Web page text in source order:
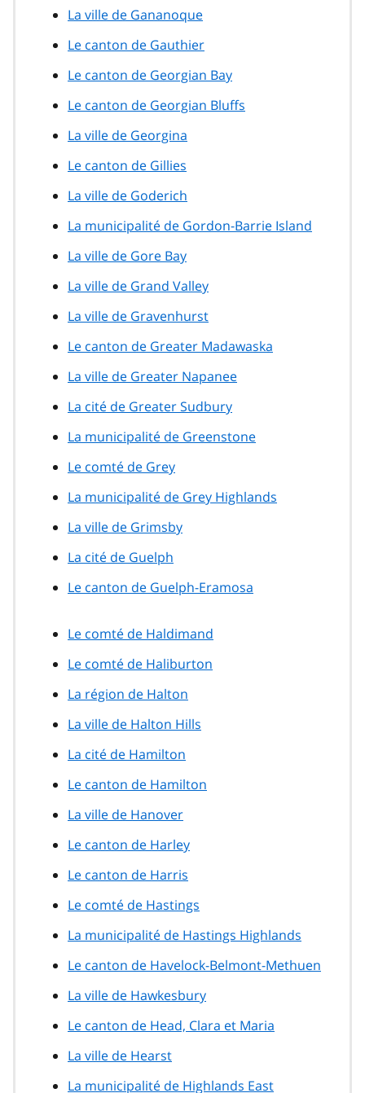
La ville de Gananoque
Le canton de Gauthier
Le canton de Georgian Bay
Le canton de Georgian Bluffs
La ville de Georgina
Le canton de Gillies
La ville de Goderich
La municipalité de Gordon-Barrie Island
La ville de Gore Bay
La ville de Grand Valley
La ville de Gravenhurst
Le canton de Greater Madawaska
La ville de Greater Napanee
La cité de Greater Sudbury
La municipalité de Greenstone
Le comté de Grey
La municipalité de Grey Highlands
La ville de Grimsby
La cité de Guelph
Le canton de Guelph-Eramosa
Le comté de Haldimand
Le comté de Haliburton
La région de Halton
La ville de Halton Hills
La cité de Hamilton
Le canton de Hamilton
La ville de Hanover
Le canton de Harley
Le canton de Harris
Le comté de Hastings
La municipalité de Hastings Highlands
Le canton de Havelock-Belmont-Methuen
La ville de Hawkesbury
Le canton de Head, Clara et Maria
La ville de Hearst
La municipalité de Highlands East